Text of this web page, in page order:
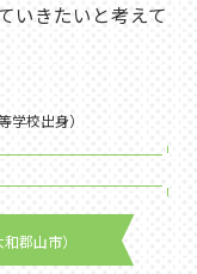
いきたいと考えて
校出身）
郡山市）